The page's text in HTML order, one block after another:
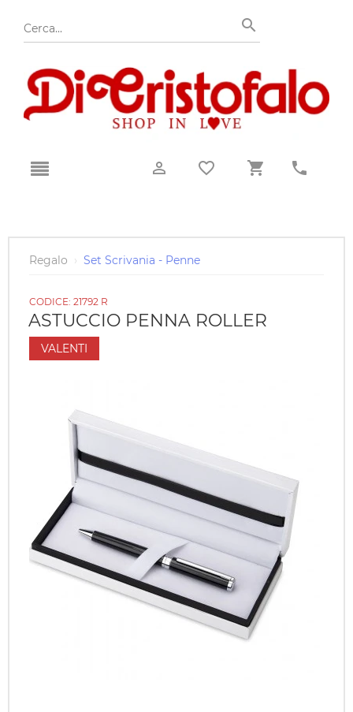
Regalo › Set Scrivania - Penne
CODICE: 21792 R
ASTUCCIO PENNA ROLLER
VALENTI